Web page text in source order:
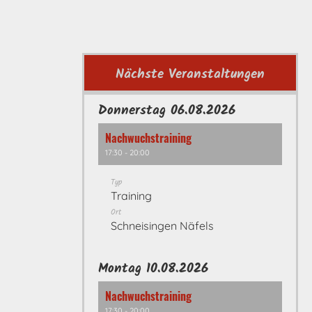
Nächste Veranstaltungen
Donnerstag 06.08.2026
Nachwuchstraining
17:30 - 20:00
Typ
Training
Ort
Schneisingen Näfels
Montag 10.08.2026
Nachwuchstraining